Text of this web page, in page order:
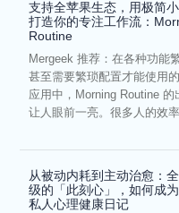
支持全苹果生态，用极简
打造你的专注工作流：
Routine
Mergeek 推荐：在各种功能繁
甚至需要繁琐配置才能使用
应用中，Morning Routine 的
让人眼前一亮。很多人的效
从被动内耗到主动治愈：
级的「此刻心」，如何成
私人心理健康日记